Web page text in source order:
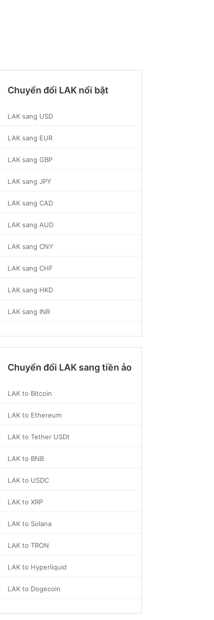
Chuyển đổi LAK nổi bật
LAK sang USD
LAK sang EUR
LAK sang GBP
LAK sang JPY
LAK sang CAD
LAK sang AUD
LAK sang CNY
LAK sang CHF
LAK sang HKD
LAK sang INR
Chuyển đổi LAK sang tiền ảo
LAK to Bitcoin
LAK to Ethereum
LAK to Tether USDt
LAK to BNB
LAK to USDC
LAK to XRP
LAK to Solana
LAK to TRON
LAK to Hyperliquid
LAK to Dogecoin